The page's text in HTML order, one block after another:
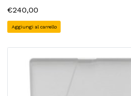
€240,00
Aggiungi al carrello